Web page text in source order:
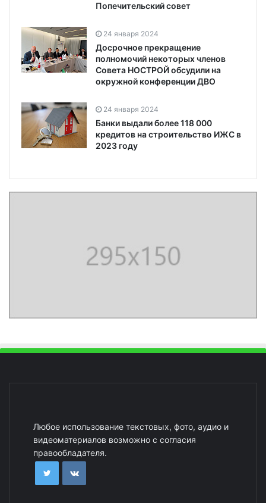
Попечительский совет
24 января 2024
Досрочное прекращение
полномочий некоторых членов
Совета НОСТРОЙ обсудили на
окружной конференции ДВО
24 января 2024
Банки выдали более 118 000
кредитов на строительство ИЖС в
2023 году
Любое использование текстовых, фото, аудио и
видеоматериалов возможно с согласия
правообладателя.